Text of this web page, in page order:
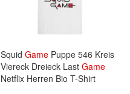
Squid Game Puppe 546 Kreis
Viereck Dreieck Last Game
Netflix Herren Bio T-Shirt